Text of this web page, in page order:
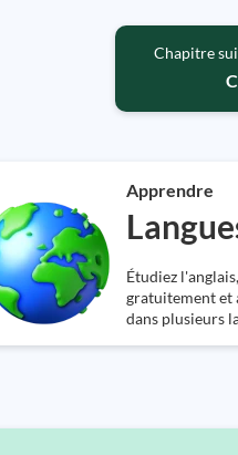
Chapitre
Apprendre
Étudiez
gratuitement et
dans plusieurs